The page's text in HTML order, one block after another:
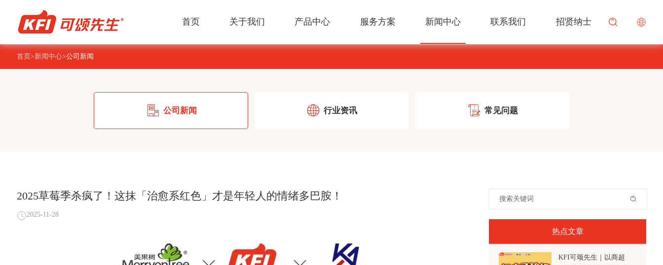
首页 关于我们
关于我们
青岛可颂集团有限公司是一家高端奶油生产出口企
业，公司成立于2003年，是中国奶油行业先行者。
颂之馨 焙宜佳
产品中心
产品中心
经过24年发展，集团旗下拥有七大产品板块，包括
即食冷冻甜品、奶油、牛奶、酱料、预拌粉、改良
牛奶 酱料
功能油脂
服务方案
服务方案
为客户提供烘焙、茶饮、餐食、商超、便利店等消
费场景的一站式从原料到终端整体解决方案。
饮品渠道解决方案 商超渠道解决方案
新闻中心
新闻中心
新闻正在发生，关注我们的动态。
常见问题
联系我们 招贤纳士
招贤纳士
公司为员工建立了职业发展双通道，鼓励员工结合
自身情况，选择适合自己的职业发展通道，让每位
社会招聘
首页>新闻中心>公司新闻
公司新闻 行业资讯 常见问题
2025草莓季杀疯了！这抹「治愈系红色」才是年轻人的情绪多巴胺！
2025-11-28
热点文章
KFI可颂先生｜以商超